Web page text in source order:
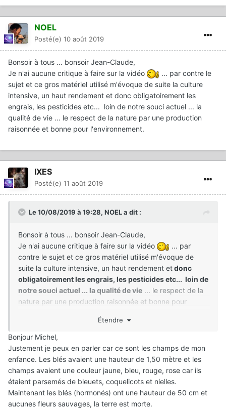
NOEL
Posté(e) 10 août 2019
Bonsoir à tous ... bonsoir Jean-Claude,
Je n'ai aucune critique à faire sur la vidéo
... par contre le
sujet et ce gros matériel utilisé m'évoque de suite la culture
intensive, un haut rendement et donc obligatoirement les
engrais, les pesticides etc... loin de notre souci actuel ... la
qualité de vie ... le respect de la nature par une production
raisonnée et bonne pour l'environnement.
IXES
Posté(e) 11 août 2019
Le 10/08/2019 à 19:28, NOELa dit :
Bonsoir à tous ... bonsoir Jean-Claude,
Je n'ai aucune critique à faire sur la vidéo
... par
contre le sujet et ce gros matériel utilisé m'évoque de
suite la culture intensive, un haut rendement etdonc
obligatoirement les engrais, les pesticides etc... loin de
notre souci actuel ... la qualité de vie ... le respect de la
nature par une production raisonnée et bonne pour
Étendre
Bonjour Michel,
Justement je peux en parler car ce sont les champs de mon
enfance. Les blés avaient une hauteur de 1,50 mètre et les
champs avaient une couleur jaune, bleu, rouge, rose car ils
étaient parsemés de bleuets, coquelicots et nielles.
Maintenant les blés (hormonés) ont une hauteur de 50 cm et
aucunes fleurs sauvages, la terre est morte.